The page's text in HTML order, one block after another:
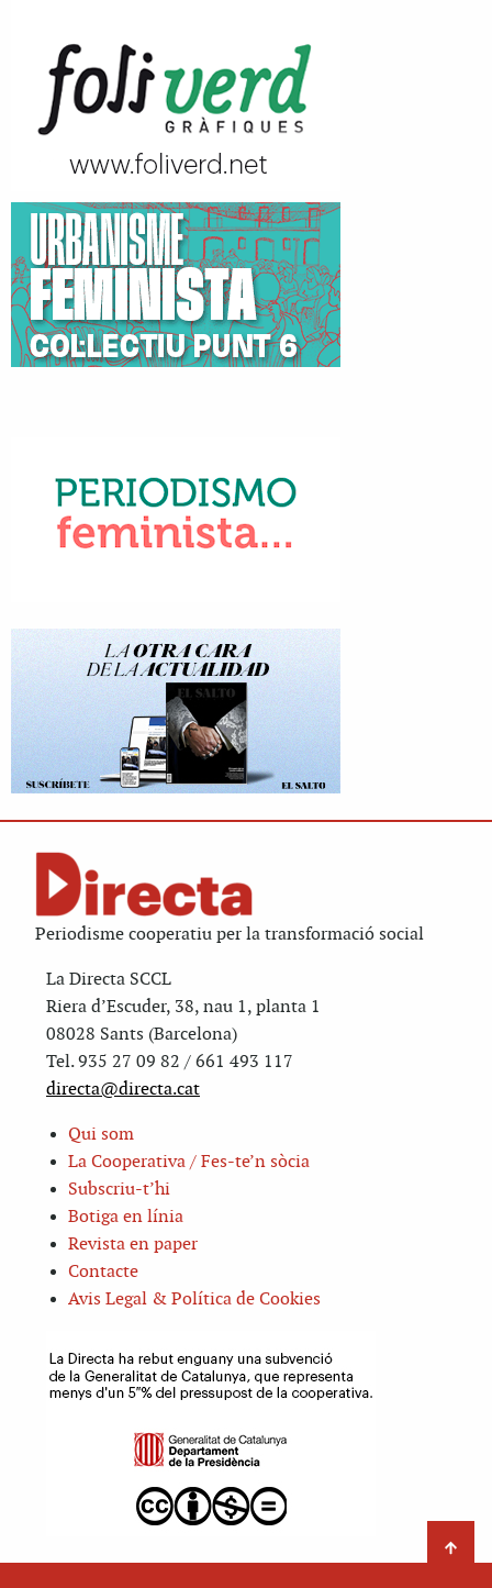
Periodisme cooperatiu per la transformació social
La Directa SCCL
Riera d’Escuder, 38, nau 1, planta 1
08028 Sants (Barcelona)
Tel. 935 27 09 82 / 661 493 117
directa@directa.cat
Qui som
La Cooperativa / Fes-te’n sòcia
Subscriu-t’hi
Botiga en línia
Revista en paper
Contacte
Avis Legal & Política de Cookies